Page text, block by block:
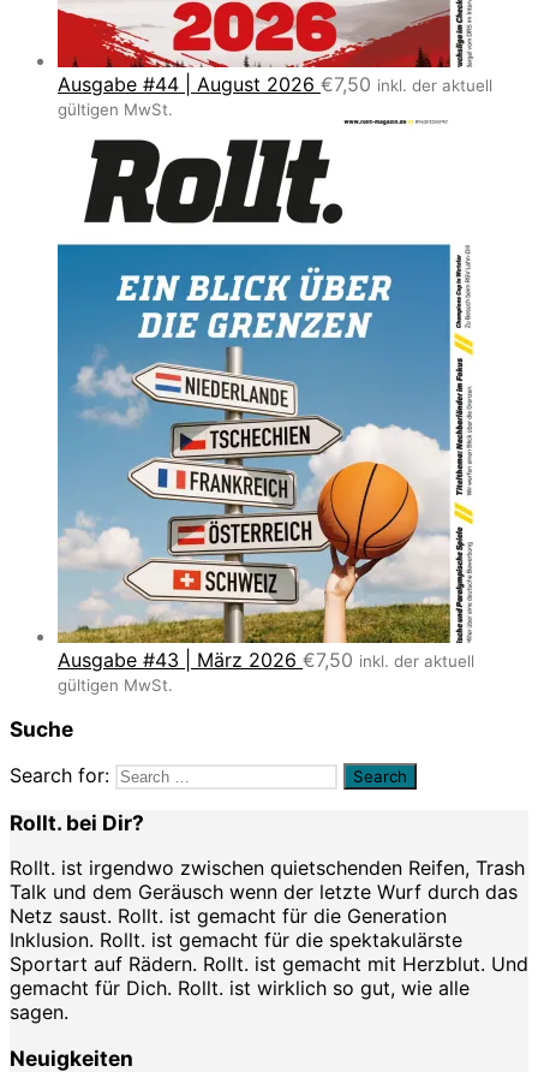
Ausgabe #44 | August 2026 €7,50 inkl. der aktuell
gültigen MwSt.
Ausgabe #43 | März 2026 €7,50 inkl. der aktuell
gültigen MwSt.
Suche
Search for:
Rollt. bei Dir?
Rollt. ist irgendwo zwischen quietschenden Reifen, Trash
Talk und dem Geräusch wenn der letzte Wurf durch das
Netz saust. Rollt. ist gemacht für die Generation
Inklusion. Rollt. ist gemacht für die spektakulärste
Sportart auf Rädern. Rollt. ist gemacht mit Herzblut. Und
gemacht für Dich. Rollt. ist wirklich so gut, wie alle
sagen.
Neuigkeiten